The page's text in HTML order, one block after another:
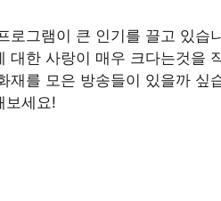
로그램이 큰 인기를 끌고 있습
대한 사랑이 매우 크다는것을
재를 모은 방송들이 있을까 싶
보세요!